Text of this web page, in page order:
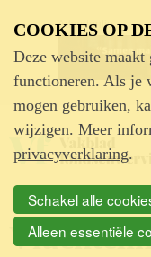
Advertentie
COOKIES OP
Deze website
functioneren. Als je
mogen gebruiken,
wijzigen. Meer
privacyverklaring.
Schakel alle
Alleen essentiële